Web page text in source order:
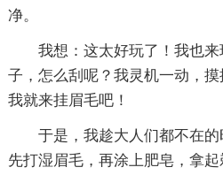
净。
我想：这太好玩了！我也
子，怎么刮呢？我灵机一动，摸
我就来挂眉毛吧！
于是，我趁大人们都不在的
先打湿眉毛，再涂上肥皂，拿